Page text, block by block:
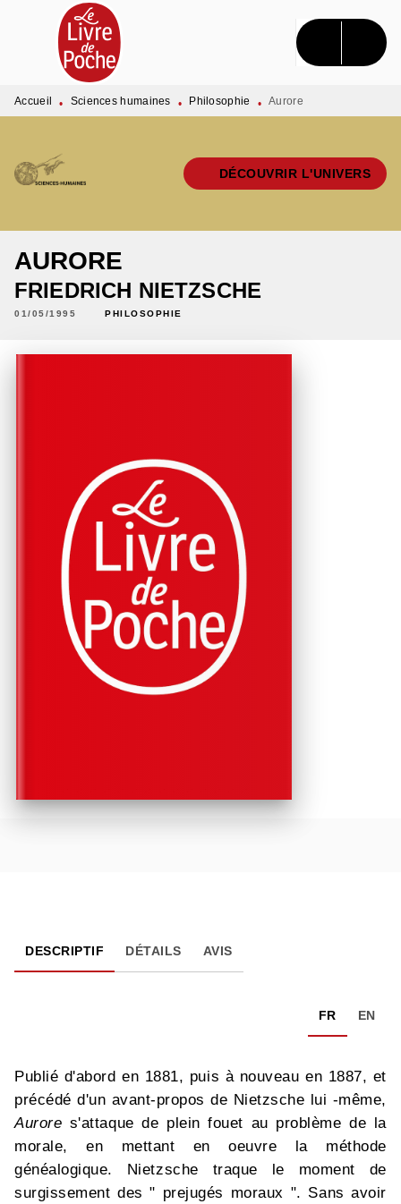
MENU RECHERCHE CONTENU
PIED DE PAGE
Accueil • Sciences humaines • Philosophie • Aurore
DÉCOUVRIR L'UNIVERS
AURORE
FRIEDRICH NIETZSCHE
01/05/1995 PHILOSOPHIE
DESCRIPTIF DÉTAILS AVIS
FR EN
Publié d'abord en 1881, puis à nouveau en 1887, et
précédé d'un avant-propos de Nietzsche lui -même,
Aurore s'attaque de plein fouet au problème de la
morale, en mettant en oeuvre la méthode
généalogique. Nietzsche traque le moment de
surgissement des " prejugés moraux ". Sans avoir